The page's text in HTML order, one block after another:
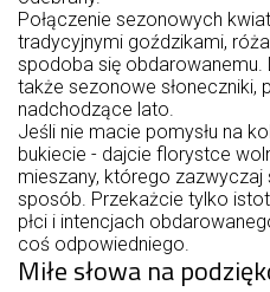
Połączenie sezonowych
tradycyjnymi goździkami,
spodoba się obdarowanemu.
także sezonowe słoneczniki,
nadchodzące lato.
Jeśli nie macie pomysłu na
bukiecie - dajcie florystce
mieszany, którego zazwyczaj
sposób. Przekażcie tylko
płci i intencjach
coś odpowiedniego.
Miłe słowa na